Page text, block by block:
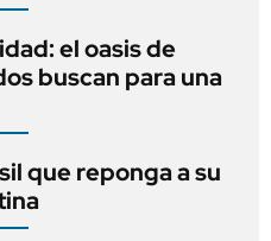
el oasis de
buscan para una
que reponga a su